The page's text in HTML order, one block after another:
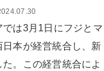
は3月1日にフジとマ
日本が経営統合し、新
。この経営統合によ